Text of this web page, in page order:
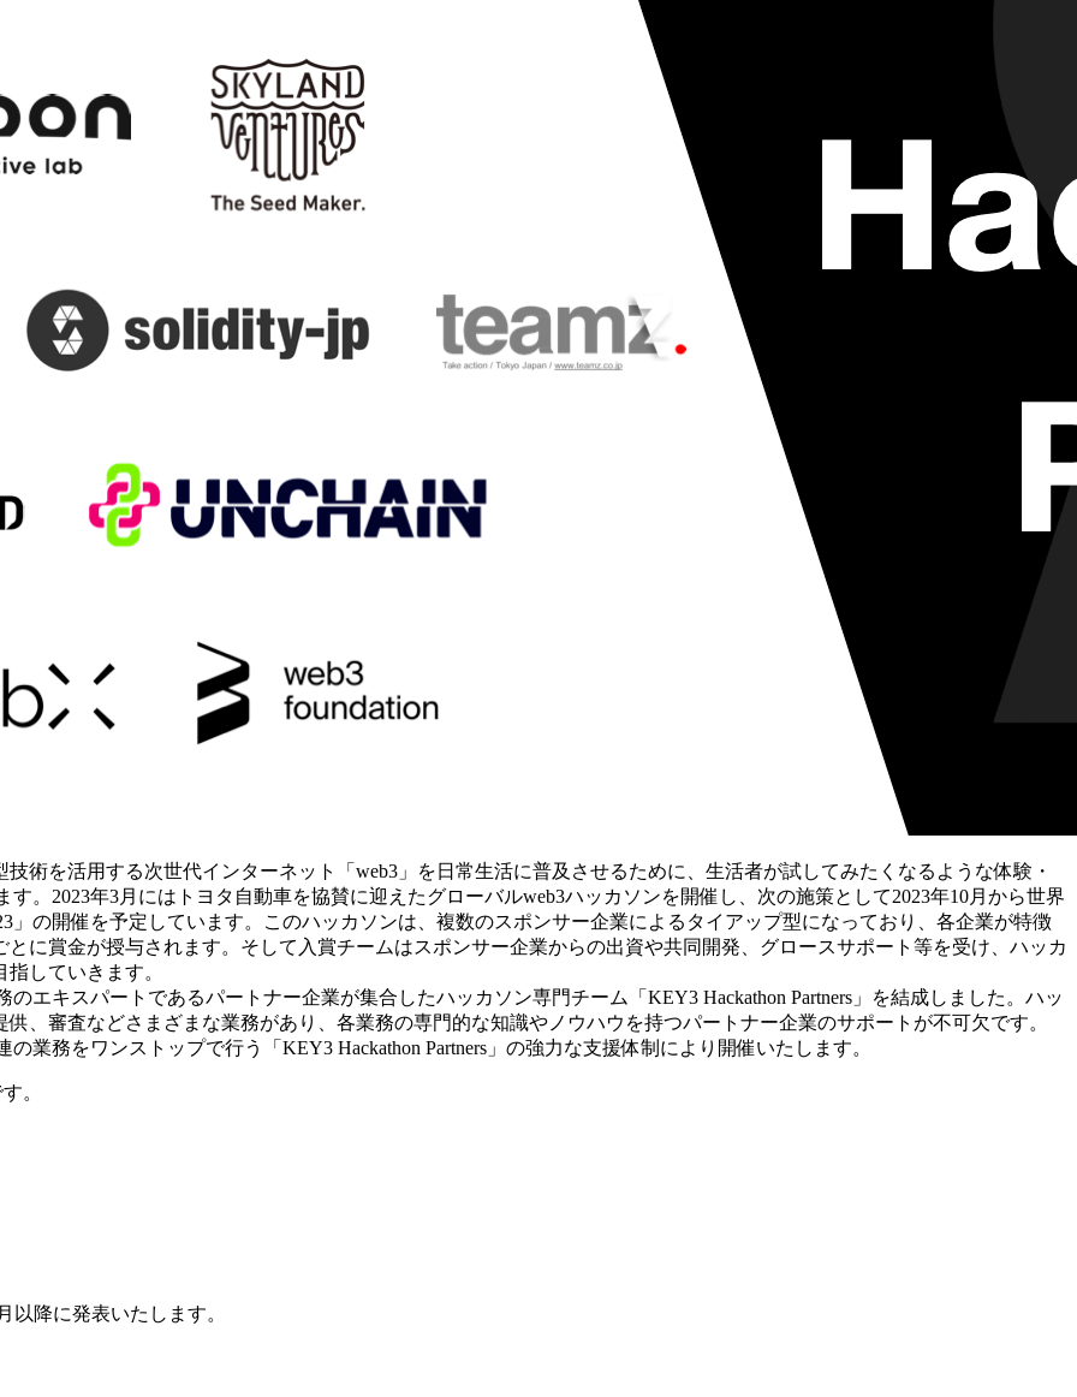
術を活用する次世代インターネット「web3」を日常生活に普及させるために、生活者が試してみたくなるような体験・
。2023年3月にはトヨタ自動車を協賛に迎えたグローバルweb3ハッカソンを開催し、次の施策として2023年10月から世界
」の開催を予定しています。このハッカソンは、複数のスポンサー企業によるタイアップ型になっており、各企業が特徴
に賞金が授与されます。そして入賞チームはスポンサー企業からの出資や共同開発、グロースサポート等を受け、ハッカ
していきます。
エキスパートであるパートナー企業が集合したハッカソン専門チーム「KEY3 Hackathon Partners」を結成しました。ハッ
、審査などさまざまな業務があり、各業務の専門的な知識やノウハウを持つパートナー企業のサポートが不可欠です。
業務をワンストップで行う「KEY3 Hackathon Partners」の強力な支援体制により開催いたします。
。
以降に発表いたします。